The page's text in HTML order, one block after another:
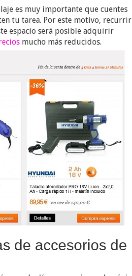
es muy importante que cuentes
tu tarea. Por este motivo, recurrir
espacio será posible adquirir
mucho más reducidos.
de accesorios de